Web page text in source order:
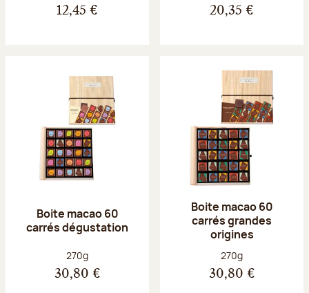
12,45 € 20,35 €
Boite macao 60
carrés dégustation
Poids net :
270g
30,80 €
Boite macao 60
carrés grandes
origines
Poids net :
270g
30,80 €